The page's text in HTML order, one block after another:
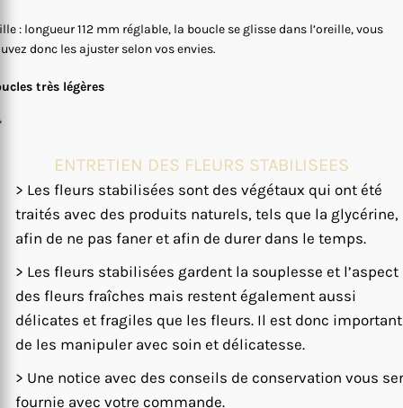
: longueur 112 mm réglable, la boucle se glisse dans l’oreille, vous
donc les ajuster selon vos envies.
très légères
ENTRETIEN DES FLEURS STABILISEES
> Les fleurs stabilisées sont des végétaux qui ont été
traités avec des produits naturels, tels que la glycérine,
afin de ne pas faner et afin de durer dans le temps.
> Les fleurs stabilisées gardent la souplesse et l’aspect
des fleurs fraîches mais restent également aussi
délicates et fragiles que les fleurs. Il est donc important
de les manipuler avec soin et délicatesse.
> Une notice avec des conseils de conservation vous
fournie avec votre commande.